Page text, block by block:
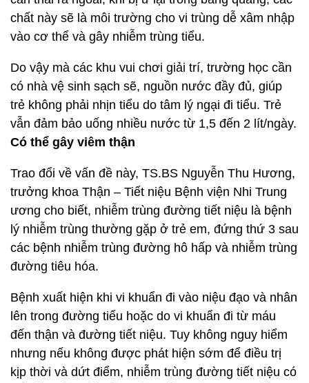
chất này sẽ là môi trường cho vi trùng dễ xâm nhập
vào cơ thể và gây nhiễm trùng tiểu.
Do vậy mà các khu vui chơi giải trí, trường học cần
có nhà vệ sinh sạch sẽ, nguồn nước đầy đủ, giúp
trẻ không phải nhịn tiểu do tâm lý ngại đi tiểu. Trẻ
vẫn đảm bảo uống nhiều nước từ 1,5 đến 2 lít/ngày.
Có thể gây viêm thận
Trao đổi về vấn đề này, TS.BS Nguyễn Thu Hương,
trưởng khoa Thận – Tiết niệu Bệnh viện Nhi Trung
ương cho biết, nhiễm trùng đường tiết niệu là bệnh
lý nhiễm trùng thường gặp ở trẻ em, đứng thứ 3 sau
các bệnh nhiễm trùng đường hô hấp và nhiễm trùng
đường tiêu hóa.
Bệnh xuất hiện khi vi khuẩn đi vào niệu đạo và nhân
lên trong đường tiểu hoặc do vi khuẩn đi từ máu
đến thận và đường tiết niệu. Tuy không nguy hiểm
nhưng nếu không được phát hiện sớm để điều trị
kịp thời và dứt điểm, nhiễm trùng đường tiết niệu có